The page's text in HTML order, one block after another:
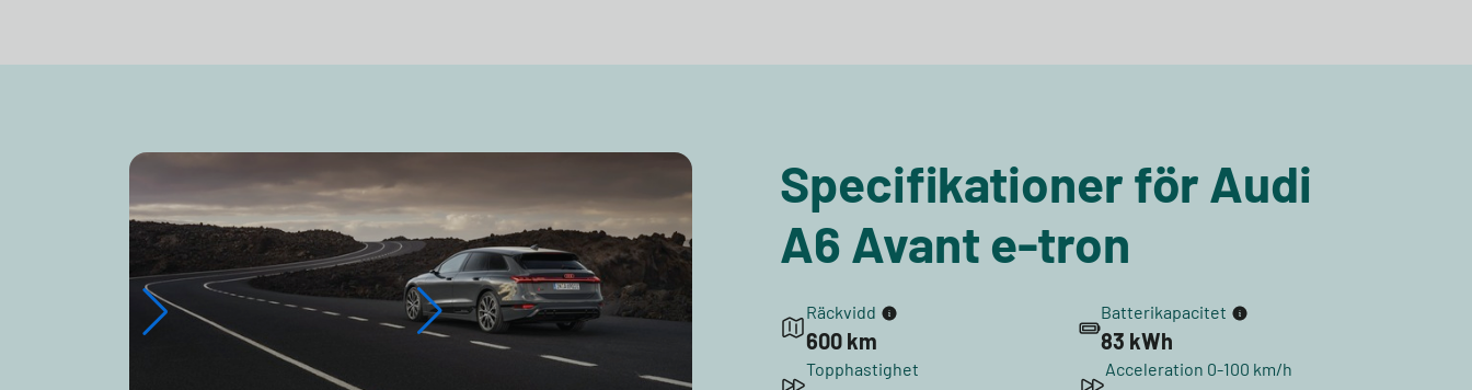
Specifikationer för Audi
A6 Avant e-tron
Räckvidd
600 km
Batterikapacitet
83 kWh
Topphastighet Acceleration 0-100 km/h